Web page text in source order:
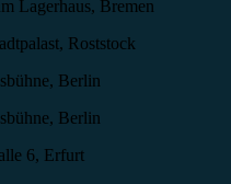
Lagerhaus, Bremen
Roststock
Berlin
Berlin
6, Erfurt